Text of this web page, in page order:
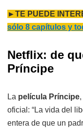
►TE PUEDE
sólo 8 capítulos y
Netflix: de
Príncipe
La película Príncipe
oficial: “La vida del
entera de que un